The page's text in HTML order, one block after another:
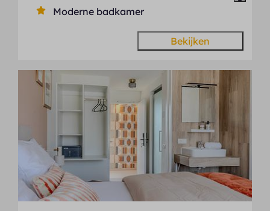
Moderne badkamer
Bekijken